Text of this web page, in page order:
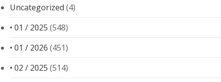
Uncategorized (4)
• 01 / 2025 (548)
• 01 / 2026 (451)
• 02 / 2025 (514)